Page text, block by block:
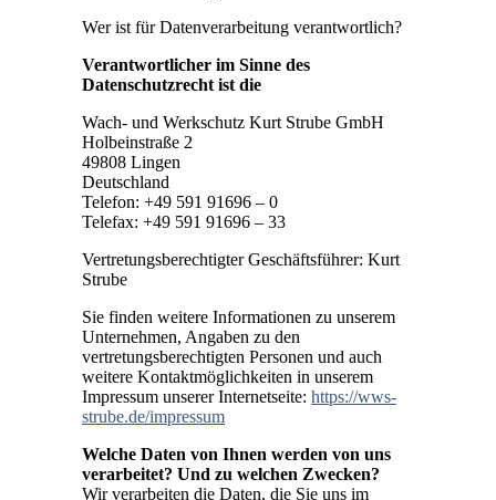
Wer ist für Datenverarbeitung verantwortlich?
Verantwortlicher im Sinne des
Datenschutzrecht ist die
Wach- und Werkschutz Kurt Strube GmbH
Holbeinstraße 2
49808 Lingen
Deutschland
Telefon: +49 591 91696 – 0
Telefax: +49 591 91696 – 33
Vertretungsberechtigter Geschäftsführer: Kurt
Strube
Sie finden weitere Informationen zu unserem
Unternehmen, Angaben zu den
vertretungsberechtigten Personen und auch
weitere Kontaktmöglichkeiten in unserem
Impressum unserer Internetseite: https://wws-
strube.de/impressum
Welche Daten von Ihnen werden von uns
verarbeitet? Und zu welchen Zwecken?
Wir verarbeiten die Daten, die Sie uns im